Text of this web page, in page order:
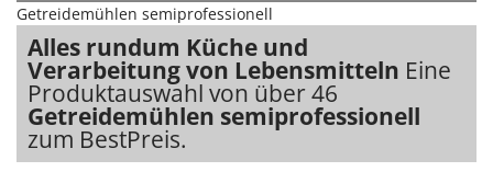
Getreidemühlen semiprofessionell
Alles rundum Küche und
Verarbeitung von Lebensmitteln Eine
Produktauswahl von über 46
Getreidemühlen semiprofessionell
zum BestPreis.